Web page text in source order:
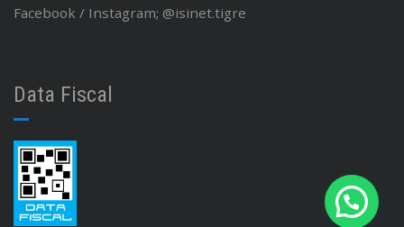
Facebook / Instagram; @isinet.tigre
Data Fiscal